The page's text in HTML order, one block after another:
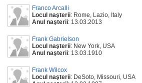
Franco Arcalli
Locul naşterii: Rome, Lazio, Italy
Anul naşterii: 13.03.2013
Frank Gabrielson
Locul naşterii: New York, USA
Anul naşterii: 13.03.1910
Frank Wilcox
Locul naşterii: DeSoto, Missouri, USA